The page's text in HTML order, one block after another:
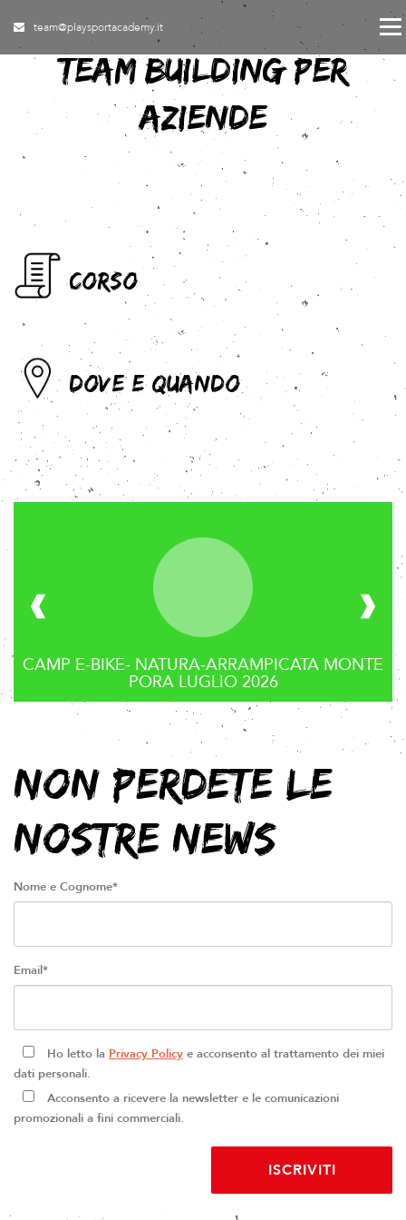
Menu
team@playsportacademy.it
TEAM BUILDING PER
AZIENDE
CORSO
DOVE E QUANDO
CAMP E-BIKE- NATURA-ARRAMPICATA MONTE
PORA LUGLIO 2026
NON PERDETE LE
NOSTRE NEWS
Nome e Cognome*
Email*
Ho letto la Privacy Policy e acconsento al trattamento dei miei
dati personali.
Acconsento a ricevere la newsletter e le comunicazioni
promozionali a fini commerciali.